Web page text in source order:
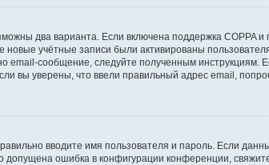
два варианта. Если включена поддержка COPPA и
учётные записи были активированы
сообщение, следуйте полученным инструкциям.
вы уверены, что ввели правильный адрес email,
вводите имя пользователя и пароль. Если
ошибка в конфигурации конференции,